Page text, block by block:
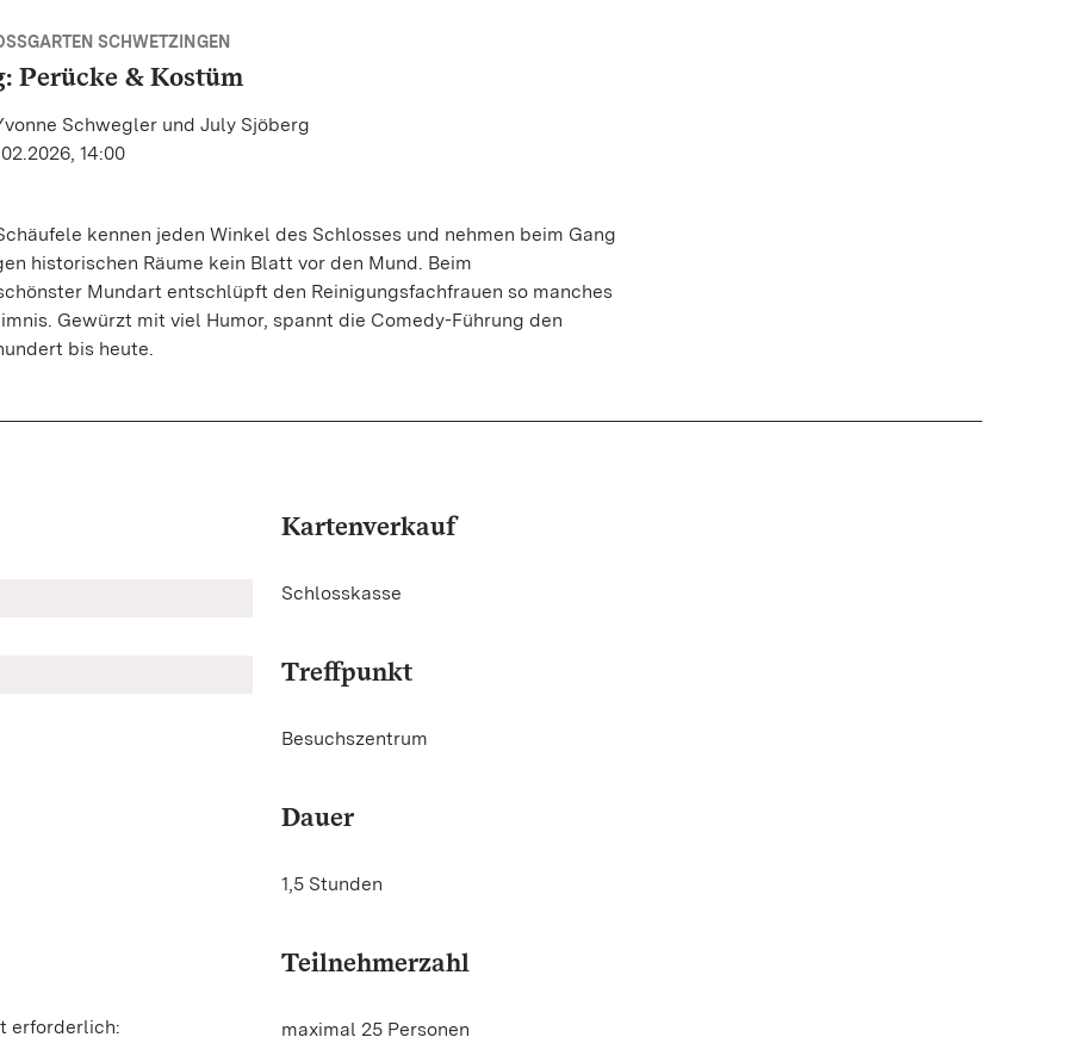
SCHWETZINGEN
Perücke & Kostüm
Schwegler und July Sjöberg
14:00
kennen jeden Winkel des Schlosses und nehmen beim Gang
historischen Räume kein Blatt vor den Mund. Beim
Mundart entschlüpft den Reinigungsfachfrauen so manches
Gewürzt mit viel Humor, spannt die Comedy-Führung den
bis heute.
erforderlich:
Kartenverkauf
Schlosskasse
Treffpunkt
Besuchszentrum
Dauer
1,5 Stunden
Teilnehmerzahl
maximal 25 Personen